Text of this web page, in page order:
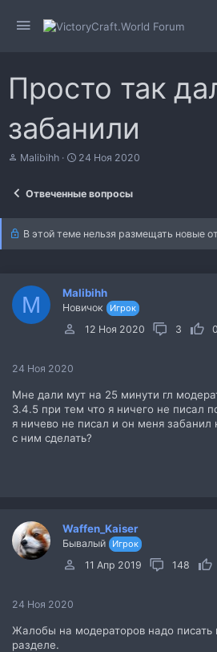
Просто так
забанили
А
е
м
Malibihh
Д
а
ч
а
24 Ноя 2020
Отвеченные вопросы
В этой теме нельзя размещать новые
M Malibihh
Новичок Игрок
12 Ноя 2020 3 0
24 Ноя 2020
Мне дали мут на 25 минути гл
3.4.5 при тем что я ничего не писал
я ничево не писал и он меня забанил
с ним сделать?
Waffen_Kaiser
Бывалый Игрок
11 Апр 2019 148
24 Ноя 2020
Жалобы на модераторов надо
разделе.